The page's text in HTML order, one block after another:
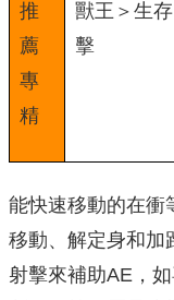
推
薦
專
精
獸王＞生
擊
能快速移動的在衝
移動、解定身和加
射擊來補助AE，